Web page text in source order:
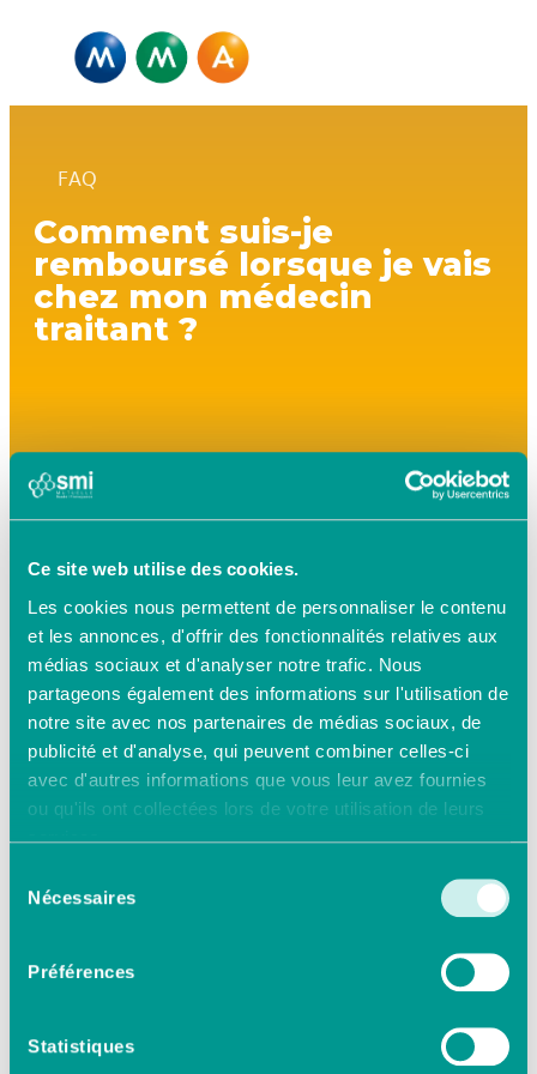
Ce site web utilise des cookies.
Les cookies nous permettent de personnaliser le contenu
et les annonces, d'offrir des fonctionnalités relatives aux
médias sociaux et d'analyser notre trafic. Nous
partageons également des informations sur l'utilisation de
notre site avec nos partenaires de médias sociaux, de
publicité et d'analyse, qui peuvent combiner celles-ci
avec d'autres informations que vous leur avez fournies
ou qu'ils ont collectées lors de votre utilisation de leurs
services.
Nécessaires
Préférences
Statistiques
FAQ
Comment suis-je
remboursé lorsque je vais
chez mon médecin
traitant ?
Retour aux questions
Le tarif de convention de la
Sécurité sociale pour une
secteur 1 (médecin généraliste)
maladie est de 70 % auquel
forfaitaire de 1 €. Si votre